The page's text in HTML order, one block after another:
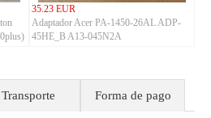
35.23 EUR
Adaptador Acer PA-1450-26AL ADP-
45HE_B A13-045N2A
Transporte Forma de pago